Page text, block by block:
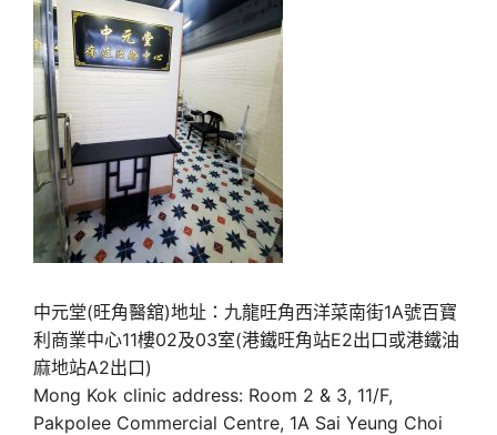
中元堂(旺角醫舘)地址：九龍旺角西洋菜南街1A號百寶
利商業中心11樓02及03室(港鐵旺角站E2出口或港鐵油
麻地站A2出口)
Mong Kok clinic address: Room 2 & 3, 11/F,
Pakpolee Commercial Centre, 1A Sai Yeung Choi